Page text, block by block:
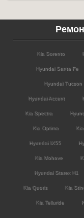
Kia Sorento
Hyundai Santa Fe
Hyundai Tucson
Hyundai Accent
Kia Spectra
Kia Optima
Hyundai IX55
Kia Mohave
Hyundai Starex H1
Kia Quoris Kia
Kia Telluride